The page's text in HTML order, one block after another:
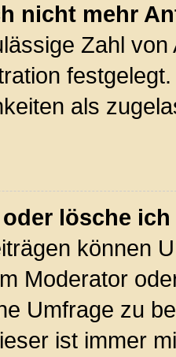
nicht mehr
Zahl
als
lösche
können
Moderator
Umfrage zu
ist immer